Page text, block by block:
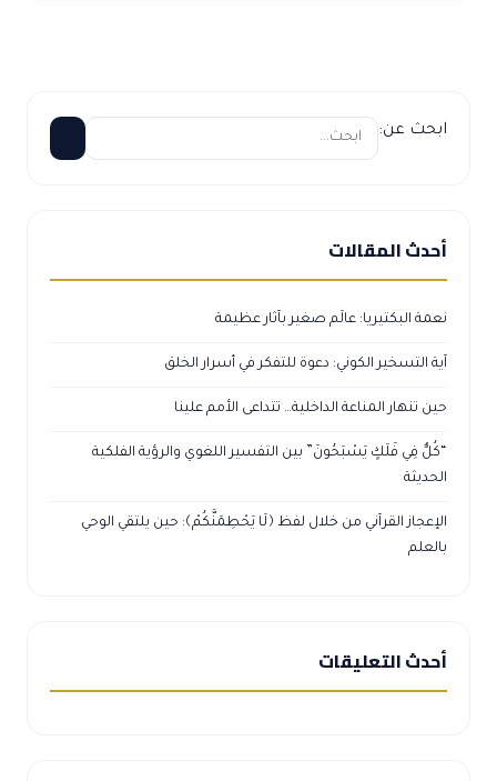
ابحث عن:
أحدث المقالات
نعمة البكتيريا: عالَم صغير بآثار عظيمة
آية التسخير الكوني: دعوة للتفكر في أسرار الخلق
حين تنهار المناعة الداخلية… تتداعى الأمم علينا
“كُلٌّ فِي فَلَكٍ يَسْبَحُونَ” بين التفسير اللغوي والرؤية الفلكية
الحديثة
الإعجاز القرآني من خلال لفظ ﴿لَا يَحْطِمَنَّكُمْ﴾: حين يلتقي الوحي
بالعلم
أحدث التعليقات